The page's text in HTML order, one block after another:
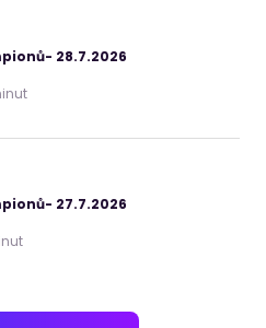
28.7.2026
27.7.2026